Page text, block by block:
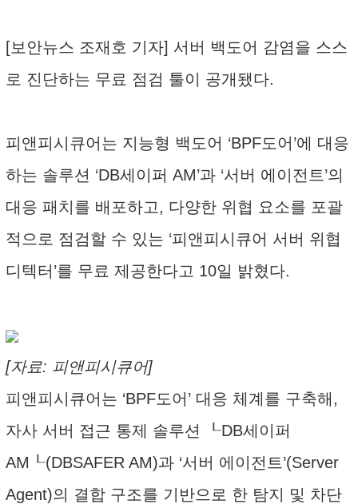
[보안뉴스 조재호 기자] 서버 백도어 감염을 스스
로 진단하는 무료 점검 툴이 공개됐다.
피앤피시큐어는 지능형 백도어 ‘BPF도어’에 대응
하는 솔루션 ‘DB세이퍼 AM’과 ‘서버 에이전트’의
대응 패치를 배포하고, 다양한 위협 요소를 포괄
적으로 점검할 수 있는 ‘피앤피시큐어 서버 위협
디텍터’를 무료 제공한다고 10일 밝혔다.
[자료: 피앤피시큐어]
피앤피시큐어는 ‘BPF도어’ 대응 체계를 구축해,
자사 서버 접근 통제 솔루션 ┖DB세이퍼
AM┖(DBSAFER AM)과 ‘서버 에이전트’( Server
Agent)의 결합 구조를 기반으로 한 탐지 및 차단